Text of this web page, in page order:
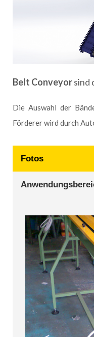
Belt Conveyorsind
Die Auswahl der
Förderer wird durch
Fotos